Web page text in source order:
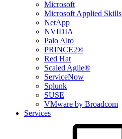
Microsoft
Microsoft Applied Skills
NetApp
NVIDIA
Palo Alto
PRINCE2®
Red Hat
Scaled Agile®
ServiceNow
Splunk
SUSE
VMware by Broadcom
Services